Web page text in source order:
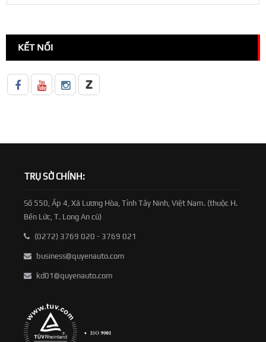
KẾT NỐI
TRỤ SỞ CHÍNH:
Số 550, Ấp 4, Xã Lương Hòa, Tỉnh Tây Ninh, Việt Nam. (thuộc H.
Bến Lức, T. Long An cũ)
(0272) 3769 020 - 3769 021
business@quyenauto.com
kd01@quyenauto.com